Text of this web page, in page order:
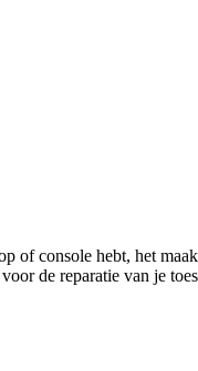
console hebt, het
de reparatie van je